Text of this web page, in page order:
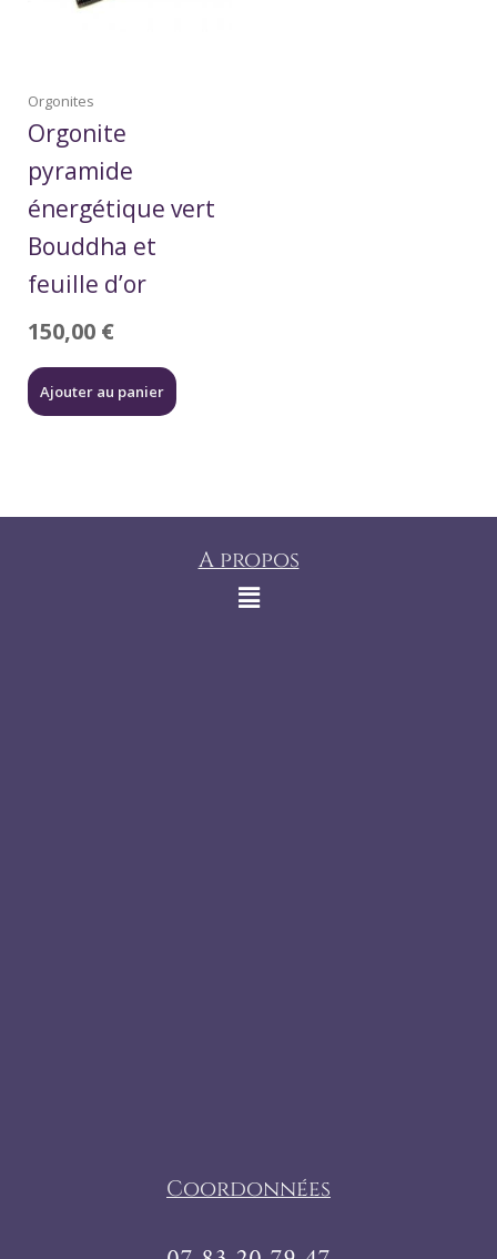
Orgonites
Orgonite
pyramide
énergétique vert
Bouddha et
feuille d’or
150,00 €
Ajouter au panier
A propos
Coordonnées